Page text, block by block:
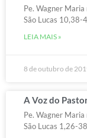
Pe. Wagner
São Lucas 10,38-
LEIA MAIS »
8 de outubro de
A Voz do
Pe. Wagner
São Lucas 1,26-38